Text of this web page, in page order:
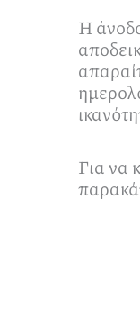
Η
Για να